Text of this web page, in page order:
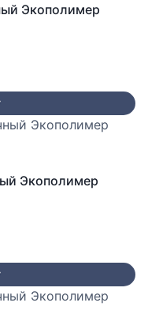
Экополимер
Экополимер